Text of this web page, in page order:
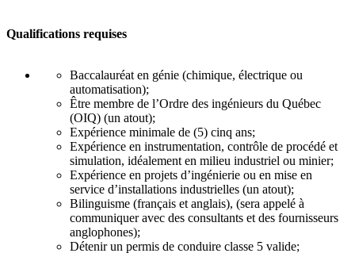
Qualifications requises
Baccalauréat en génie (chimique, électrique ou
automatisation);
Être membre de l’Ordre des ingénieurs du Québec
(OIQ) (un atout);
Expérience minimale de (5) cinq ans;
Expérience en instrumentation, contrôle de procédé et
simulation, idéalement en milieu industriel ou minier;
Expérience en projets d’ingénierie ou en mise en
service d’installations industrielles (un atout);
Bilinguisme (français et anglais), (sera appelé à
communiquer avec des consultants et des fournisseurs
anglophones);
Détenir un permis de conduire classe 5 valide;